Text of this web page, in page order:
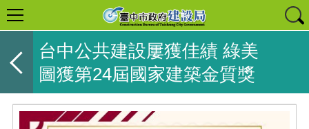
台中公共建設屢獲佳績 綠美
圖獲第24屆國家建築金質獎